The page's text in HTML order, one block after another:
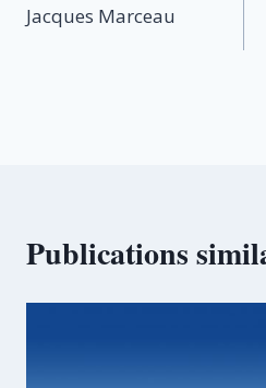
Jacques Marceau
Publications